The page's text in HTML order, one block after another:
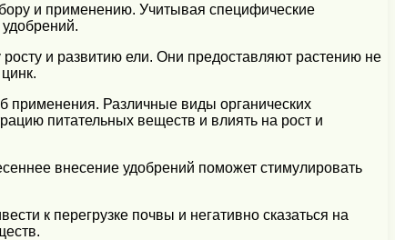
и применению. Учитывая специфические
и развитию ели. Они предоставляют растению не
применения. Различные виды органических
питательных веществ и влиять на рост и
внесение удобрений поможет стимулировать
к перегрузке почвы и негативно сказаться на